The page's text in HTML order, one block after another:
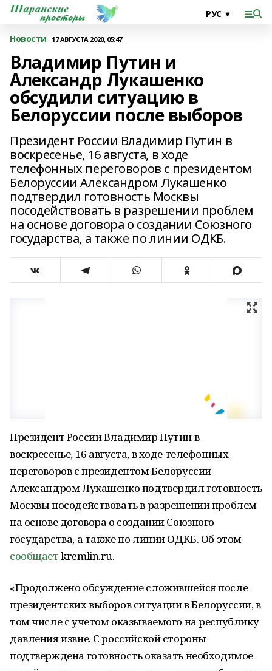
Новости 17 АВГУСТА 2020, 05:47
Владимир Путин и
Александр Лукашенко
обсудили ситуацию в
Белоруссии после выборов
Президент России Владимир Путин в
воскресенье, 16 августа, в ходе
телефонных переговоров с президентом
Белоруссии Александром Лукашенко
подтвердил готовность Москвы
посодействовать в разрешении проблем
на основе договора о создании Союзного
государства, а также по линии ОДКБ.
Президент России Владимир Путин в
воскресенье, 16 августа, в ходе телефонных
переговоров с президентом Белоруссии
Александром Лукашенко подтвердил готовность
Москвы посодействовать в разрешении проблем
на основе договора о создании Союзного
государства, а также по линии ОДКБ. Об этом
сообщаетkremlin.ru.
«Продолжено обсуждение сложившейся после
президентских выборов ситуации в Белоруссии, в
том числе с учетом оказываемого на республику
давления извне. С российской стороны
подтверждена готовность оказать необходимое